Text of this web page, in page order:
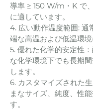
導率 ≥ 150 W/m・K で
に適しています。
4. 広い動作温度範囲:
端な高温および低温環境
5. 優れた化学的安定性
な化学環境下でも長期
します。
6. カスタマイズされた
まなサイズ、純度、性
す。